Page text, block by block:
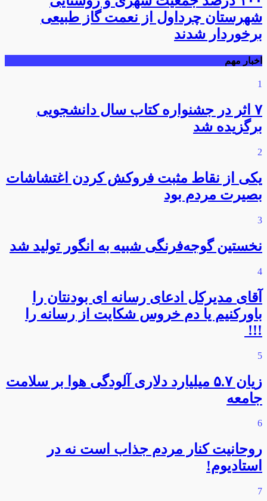
شهرستان چرداول از نعمت گاز طبیعی
برخوردار شدند
اخبار مهم
1
۷ اثر در جشنواره کتاب سال دانشجویی
برگزیده شد
2
یکی از نقاط مثبت فروکش کردن اغتشاشات
بصیرت مردم بود
3
نخستین گوجه‌فرنگی شبیه به انگور تولید شد
4
آقای مدیرکل ادعای رسانه ای بودنتان را
باورکنیم یا دم خروس شکایت از رسانه را
!!!
5
زیان ۵.۷ میلیارد دلاری آلودگی هوا بر سلامت
جامعه
6
روحانیت کنار مردم جذاب است نه در
استادیوم!
7